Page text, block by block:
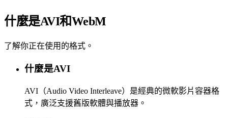
什麼是AVI和WebM
了解你正在使用的格式。
什麼是AVI
AVI（Audio Video Interleave）是經典的微軟影片容器格
式，廣泛支援舊版軟體與播放器。